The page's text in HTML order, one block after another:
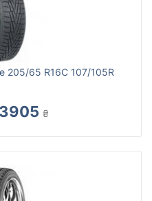
205/65 R16C 107/105R
₴